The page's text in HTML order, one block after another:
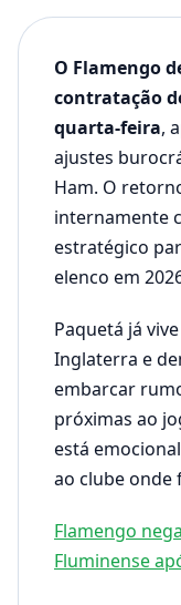
O Flamengo
contratação
quarta-feira,
ajustes
Ham. O
internamente
estratégico
elenco em
Paquetá já
Inglaterra e
embarcar
próximas ao
está
ao clube onde
Flamengo
Fluminense